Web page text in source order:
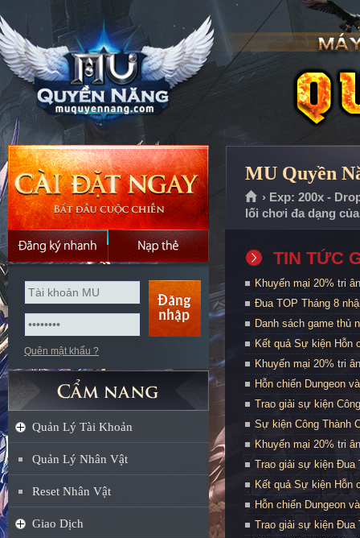
Quên mật khẩu ?
Quản Lý Tài Khoản
Quản Lý Nhân Vật
Reset Nhân Vật
Giao Dịch
MU Quyền
› Exp: 200x -
lối chơi đa dạng
TIN TỨC
Khuyến mại 20% tri
Đua TOP Tháng 8
Danh sách game thủ
Kết quả Sự kiện Hỗn
Khuyến mại 20% tri
Hỗn chiến Dungeon
Trao giải sự kiện
Sự kiện Công Thành
Khuyến mại 20% tri
Trao giải sự kiện Đua
Kết quả Sự kiện Hỗn
Hỗn chiến Dungeon
Trao giải sự kiện Đua